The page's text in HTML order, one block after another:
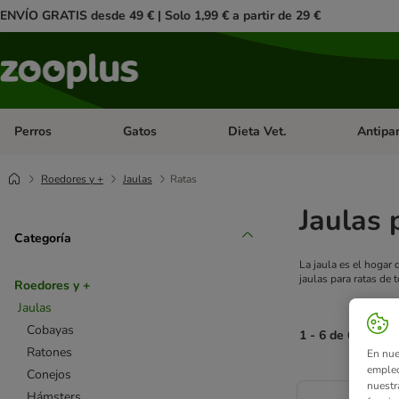
ENVÍO GRATIS desde 49 € | Solo 1,99 € a partir de 29 €
Perros Menú de categoria abierto: Perros
Gatos Menú de categoria abierto: Gatos
Dieta Vet. Menú
Roedores y + Jaulas Ratas
Categoría
Roedores y +
Jaulas
Cobayas
Ratones
Conejos
Jaulas
La jaula es el hogar
jaulas para ratas de
1 - 6 de 6
product items
En